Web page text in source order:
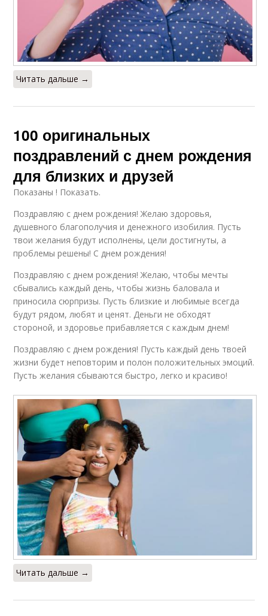
Читать дальше →
100 оригинальных
поздравлений с днем рождения
для близких и друзей
Показаны ! Показать.
Поздравляю с днем рождения! Желаю здоровья,
душевного благополучия и денежного изобилия. Пусть
твои желания будут исполнены, цели достигнуты, а
проблемы решены! С днем рождения!
Поздравляю с днем рождения! Желаю, чтобы мечты
сбывались каждый день, чтобы жизнь баловала и
приносила сюрпризы. Пусть близкие и любимые всегда
будут рядом, любят и ценят. Деньги не обходят
стороной, и здоровье прибавляется с каждым днем!
Поздравляю с днем рождения! Пусть каждый день твоей
жизни будет неповторим и полон положительных эмоций.
Пусть желания сбываются быстро, легко и красиво!
Читать дальше →